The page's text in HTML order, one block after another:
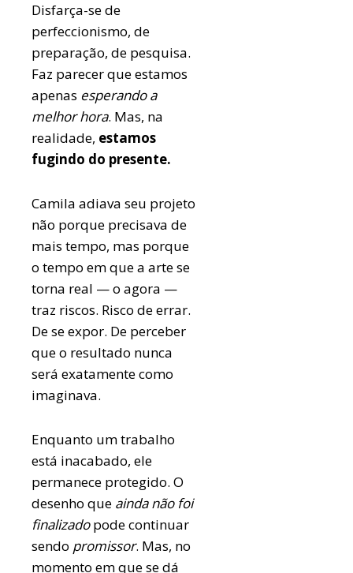
Disfarça-se de
perfeccionismo, de
preparação, de pesquisa.
Faz parecer que estamos
apenas esperando a
melhor hora. Mas, na
realidade, estamos
fugindo do presente.
Camila adiava seu projeto
não porque precisava de
mais tempo, mas porque
o tempo em que a arte se
torna real — o agora —
traz riscos. Risco de errar.
De se expor. De perceber
que o resultado nunca
será exatamente como
imaginava.
Enquanto um trabalho
está inacabado, ele
permanece protegido. O
desenho que ainda não foi
finalizadopode continuar
sendo promissor. Mas, no
momento em que se dá